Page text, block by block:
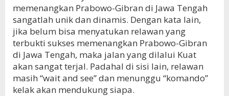
memenangkan Prabowo-Gibran di Jawa Tengah
sangatlah unik dan dinamis. Dengan kata lain,
jika belum bisa menyatukan relawan yang
terbukti sukses memenangkan Prabowo-Gibran
di Jawa Tengah, maka jalan yang dilalui Kuat
akan sangat terjal. Padahal di sisi lain, relawan
masih “wait and see” dan menunggu “komando”
kelak akan mendukung siapa.